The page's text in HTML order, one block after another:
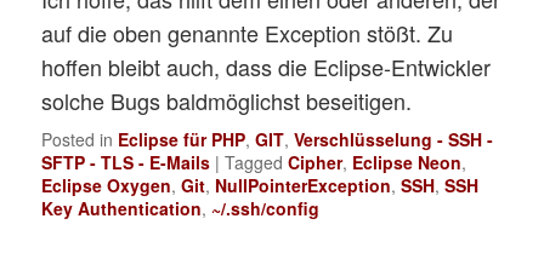
auf die oben genannte Exception stößt. Zu
hoffen bleibt auch, dass die Eclipse-Entwickler
solche Bugs baldmöglichst beseitigen.
Posted in Eclipse für PHP,GIT,Verschlüsselung - SSH -
SFTP - TLS - E-Mails |Tagged Cipher, Eclipse Neon,
Eclipse Oxygen,Git, NullPointerException,SSH,SSH
Key Authentication, ~/.ssh/config